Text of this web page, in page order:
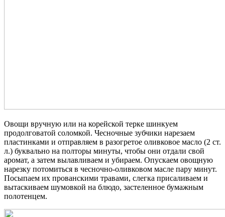
Овощи вручную или на корейской терке шинкуем
продолговатой соломкой. Чесночные зубчики нарезаем
пластинками и отправляем в разогретое оливковое масло (2 ст.
л.) буквально на полторы минуты, чтобы они отдали свой
аромат, а затем вылавливаем и убираем. Опускаем овощную
нарезку потомиться в чесночно-оливковом масле пару минут.
Посыпаем их прованскими травами, слегка присаливаем и
вытаскиваем шумовкой на блюдо, застеленное бумажным
полотенцем.